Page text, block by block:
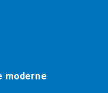
moderne